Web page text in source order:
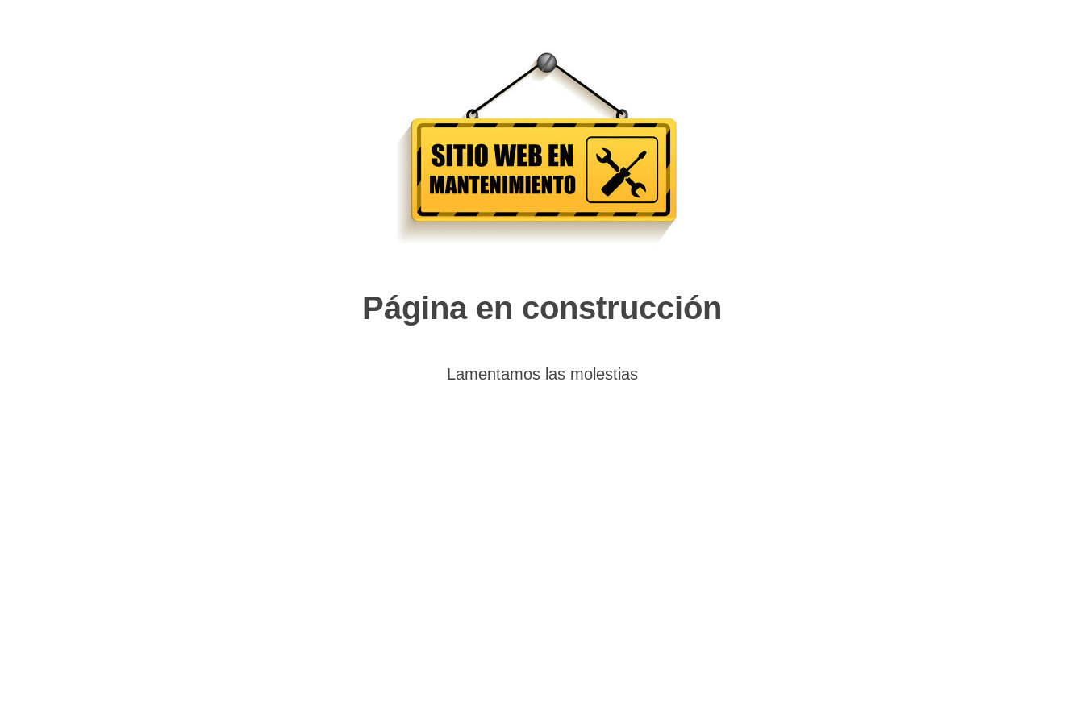
Página en construcción
Lamentamos las molestias